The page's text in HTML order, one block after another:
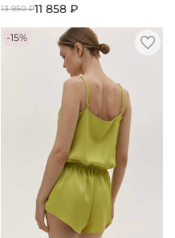
13 950 ₽11 858 ₽
-15%